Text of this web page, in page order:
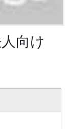
向け